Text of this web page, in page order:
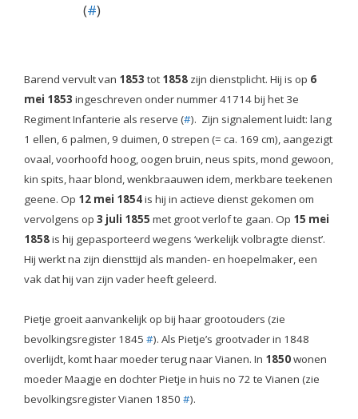
(#)
Barend vervult van 1853 tot 1858 zijn dienstplicht. Hij is op 6
mei 1853 ingeschreven onder nummer 41714 bij het 3e
Regiment Infanterie als reserve (#). Zijn signalement luidt: lang
1 ellen, 6 palmen, 9 duimen, 0 strepen (= ca. 169 cm), aangezigt
ovaal, voorhoofd hoog, oogen bruin, neus spits, mond gewoon,
kin spits, haar blond, wenkbraauwen idem, merkbare teekenen
geene. Op 12 mei 1854is hij in actieve dienst gekomen om
vervolgens op 3 juli 1855 met groot verlof te gaan. Op 15 mei
1858is hij gepasporteerd wegens ‘werkelijk volbragte dienst’.
Hij werkt na zijn diensttijd als manden- en hoepelmaker, een
vak dat hij van zijn vader heeft geleerd.
Pietje groeit aanvankelijk op bij haar grootouders (zie
bevolkingsregister 1845 #). Als Pietje’s grootvader in 1848
overlijdt, komt haar moeder terug naar Vianen. In 1850wonen
moeder Maagje en dochter Pietje in huis no 72 te Vianen (zie
bevolkingsregister Vianen 1850 #).